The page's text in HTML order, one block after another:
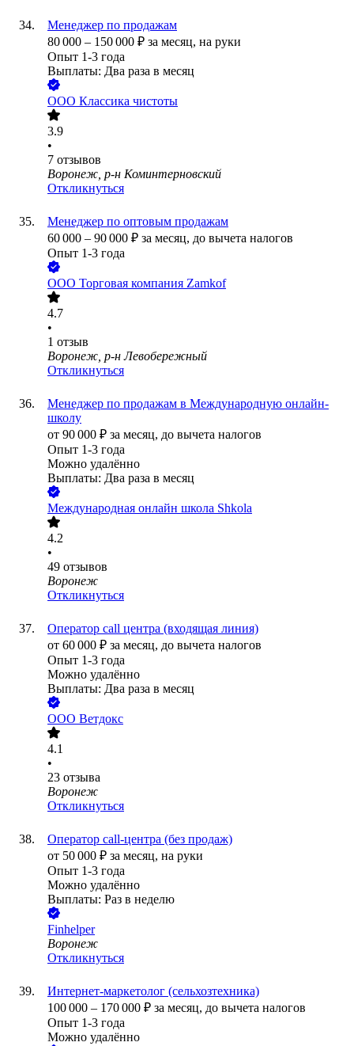
Менеджер по продажам
80 000 – 150 000 ₽ за месяц, на руки
Опыт 1-3 года
Выплаты: Два раза в месяц
ООО Классика чистоты
3.9
•
7 отзывов
Воронеж, р-н Коминтерновский
Откликнуться
Менеджер по оптовым продажам
60 000 – 90 000 ₽ за месяц, до вычета налогов
Опыт 1-3 года
ООО Торговая компания Zamkof
4.7
•
1 отзыв
Воронеж, р-н Левобережный
Откликнуться
Менеджер по продажам в Международную онлайн-
школу
от 90 000 ₽ за месяц, до вычета налогов
Опыт 1-3 года
Можно удалённо
Выплаты: Два раза в месяц
Международная онлайн школа Shkola
4.2
•
49 отзывов
Воронеж
Откликнуться
Оператор call центра (входящая линия)
от 60 000 ₽ за месяц, до вычета налогов
Опыт 1-3 года
Можно удалённо
Выплаты: Два раза в месяц
ООО Ветдокс
4.1
•
23 отзыва
Воронеж
Откликнуться
Оператор call-центра (без продаж)
от 50 000 ₽ за месяц, на руки
Опыт 1-3 года
Можно удалённо
Выплаты: Раз в неделю
Finhelper
Воронеж
Откликнуться
Интернет-маркетолог (сельхозтехника)
100 000 – 170 000 ₽ за месяц, до вычета налогов
Опыт 1-3 года
Можно удалённо